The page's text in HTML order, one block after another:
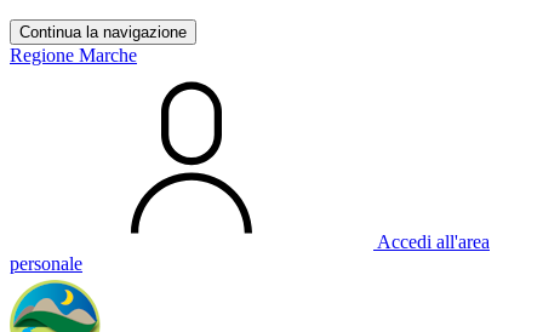
Continua la navigazione
Regione Marche
Accedi all'area
personale